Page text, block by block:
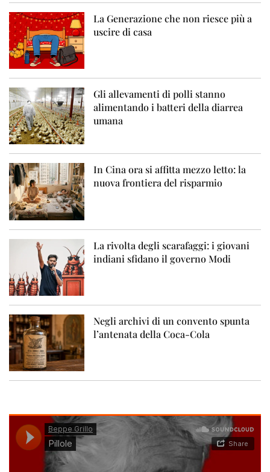
La Generazione che non riesce più a
uscire di casa
Gli allevamenti di polli stanno
alimentando i batteri della diarrea
umana
In Cina ora si affitta mezzo letto: la
nuova frontiera del risparmio
La rivolta degli scarafaggi: i giovani
indiani sfidano il governo Modi
Negli archivi di un convento spunta
l’antenata della Coca-Cola